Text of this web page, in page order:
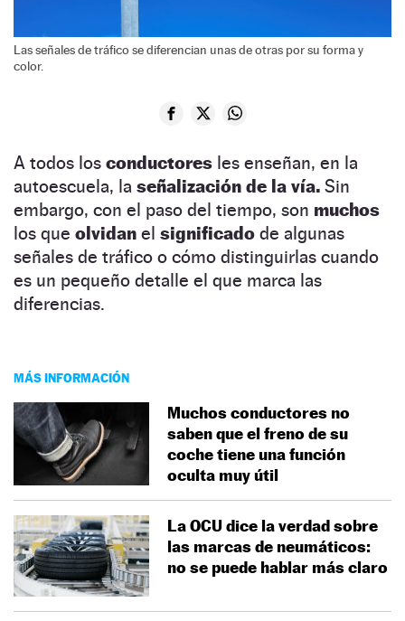
Las señales de tráfico se diferencian unas de otras por su forma y
color.
A todos los conductores les enseñan, en la
autoescuela, la señalización de la vía. Sin
embargo, con el paso del tiempo, son muchos
los que olvidan el significado de algunas
señales de tráfico o cómo distinguirlas cuando
es un pequeño detalle el que marca las
diferencias.
MÁS INFORMACIÓN
Muchos conductores no
saben que el freno de su
coche tiene una función
oculta muy útil
La OCU dice la verdad sobre
las marcas de neumáticos:
no se puede hablar más claro